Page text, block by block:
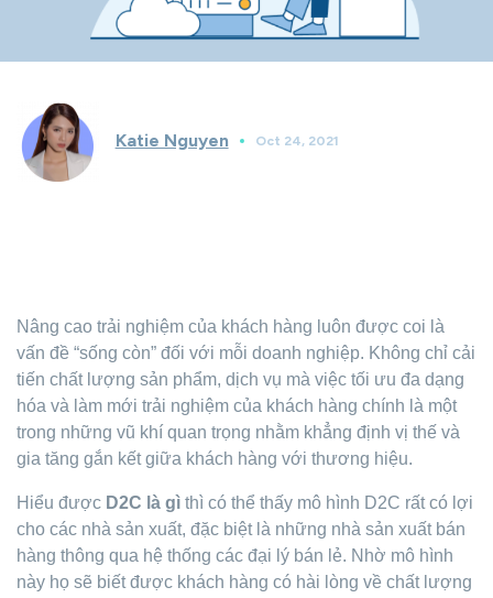
Katie Nguyen Oct 24, 2021
Nâng cao trải nghiệm của khách hàng luôn được coi là
vấn đề “sống còn” đối với mỗi doanh nghiệp. Không chỉ cải
tiến chất lượng sản phẩm, dịch vụ mà việc tối ưu đa dạng
hóa và làm mới trải nghiệm của khách hàng chính là một
trong những vũ khí quan trọng nhằm khẳng định vị thế và
gia tăng gắn kết giữa khách hàng với thương hiệu.
Hiểu được D2C là gì thì có thể thấy mô hình D2C rất có lợi
cho các nhà sản xuất, đặc biệt là những nhà sản xuất bán
hàng thông qua hệ thống các đại lý bán lẻ. Nhờ mô hình
này họ sẽ biết được khách hàng có hài lòng về chất lượng